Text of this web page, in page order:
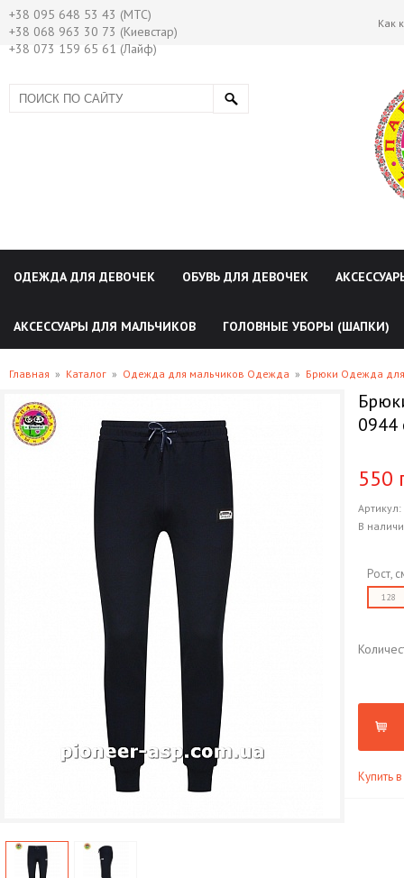
+38 095 648 53 43 (МТС)
+38 068 963 30 73 (Киевстар)
+38 073 159 65 61 (Лайф)
Как
ОДЕЖДА ДЛЯ ДЕВОЧЕК ОБУВЬ ДЛЯ ДЕВОЧЕК
АКСЕССУАРЫ ДЛЯ МАЛЬЧИКОВ ГОЛОВНЫЕ УБОРЫ (ШАПКИ)
Главная » Каталог » Одежда для мальчиков Одежда » Брюки Одежда
0944
550
Артикул:
В
Рост,
128
Купить